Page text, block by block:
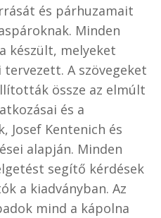
és párhuzamait
Minden
készült, melyeket
tervezett. A szövegeket
össze az elmúlt
és a
Josef Kentenich és
alapján. Minden
segítő kérdések
a kiadványban. Az
mind a kápolna